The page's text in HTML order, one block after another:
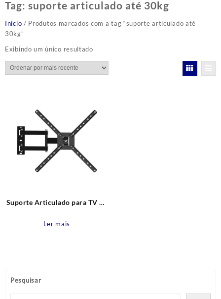
Pesquisar
Tag: suporte articulado até 30kg
Início / Produtos marcados com a tag “suporte articulado até
30kg”
Exibindo um único resultado
Suporte Articulado para TV de
Ler mais